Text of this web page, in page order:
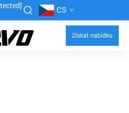
CS
Získat nabídku